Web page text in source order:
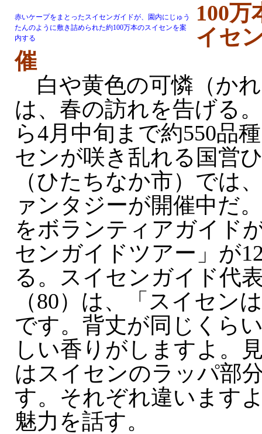
赤いケープをまとったスイセンガイドが、園内にじゅう
たんのように敷き詰められた約100万本のスイセンを案
内する
100万
イセ
催
白や黄色の可憐（か
は、春の訪れを告げる
ら4月中旬まで約550品
センが咲き乱れる国営
（ひたちなか市）では
ァンタジーが開催中だ
をボランティアガイド
センガイドツアー」が
る。スイセンガイド代
（80）は、「スイセン
です。背丈が同じくら
しい香りがしますよ。
はスイセンのラッパ部
す。それぞれ違います
魅力を話す。